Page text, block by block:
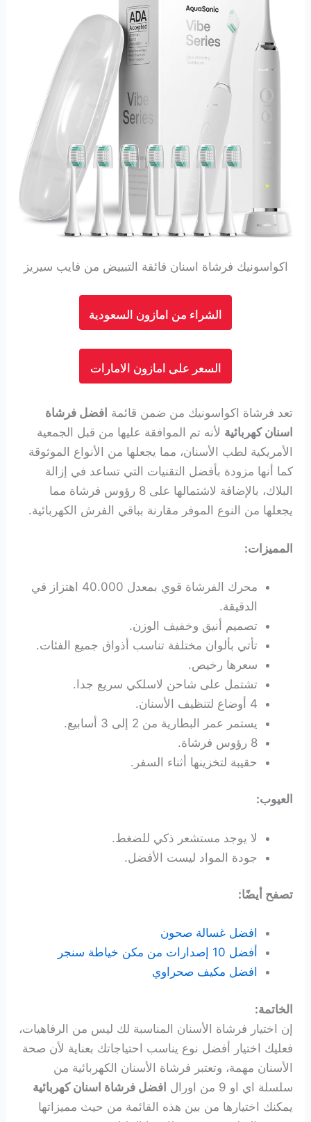
اكواسونيك فرشاة اسنان فائقة التبييض من فايب سيريز
الشراء من امازون السعودية
السعر على امازون الامارات
تعد فرشاة اكواسونيك من ضمن قائمة افضل فرشاة
اسنان كهربائية لأنه تم الموافقة عليها من قبل الجمعية
الأمريكية لطب الأسنان، مما يجعلها من الأنواع الموثوقة
كما أنها مزودة بأفضل التقنيات التي تساعد في إزالة
البلاك، بالإضافة لاشتمالها على 8 رؤوس فرشاة مما
يجعلها من النوع الموفر مقارنة بباقي الفرش الكهربائية.
المميزات:
محرك الفرشاة قوي بمعدل 40.000 اهتزاز في
الدقيقة.
تصميم أنيق وخفيف الوزن.
تأتي بألوان مختلفة تناسب أذواق جميع الفئات.
سعرها رخيص.
تشتمل على شاحن لاسلكي سريع جدا.
4 أوضاع لتنظيف الأسنان.
يستمر عمر البطارية من 2 إلى 3 أسابيع.
8 رؤوس فرشاة.
حقيبة لتخزينها أثناء السفر.
العيوب:
لا يوجد مستشعر ذكي للضغط.
جودة المواد ليست الأفضل.
تصفح أيضًا:
افضل غسالة صحون
أفضل 10 إصدارات من مكن خياطة سنجر
افضل مكيف صحراوي
الخاتمة:
إن اختيار فرشاة الأسنان المناسبة لك ليس من الرفاهيات،
فعليك اختيار أفضل نوع يناسب احتياجاتك بعناية لأن صحة
الأسنان مهمة، وتعتبر فرشاة الأسنان الكهربائية من
سلسلة اي او 9 من اورال
افضل فرشاة اسنان كهربائية
يمكنك اختيارها من بين هذه القائمة من حيث مميزاتها